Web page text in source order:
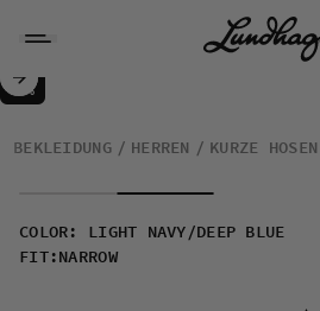
Makke II Ms Shorts
VERKAUF
30%
BEKLEIDUNG HERREN KURZE HOSEN
COLOR :
LIGHT NAVY/DEEP BLUE
FIT: NARROW